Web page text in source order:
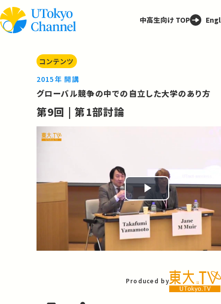
中高生向け TOP
コンテンツ
2015年 開講
グローバル競争の中での自立した大学のあり方
第9回 | 第1部討論
Play
Video
Produced by